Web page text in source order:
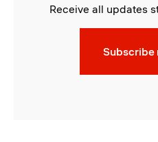
Receive all updates
Subscribe